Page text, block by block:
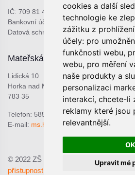
cookies a další
technologie ke
zážitku z
účely: pro
funkčnosti webu,
webu, pro měření
naše produkty a
personalizaci
interakcí, chcete-li
reklamy které jsou
relevantnější.
OK
Upravit mé
IČ: 709 81 493
Bankovní účet: 1809609309/0800
Datová schránka: bjema48
Mateřská škola
Lidická 10
Horka nad Moravou
783 35
Telefon: 585 378 068
E-mail: ms.horka@seznam.cz
Horka
783
© 2022 ZŠ a MŠ Horka nad Moravou,
přístupnosti